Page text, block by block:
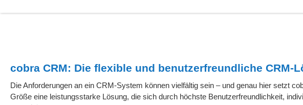
cobra CRM: Die flexible und benutzerfreundliche CRM-
Die Anforderungen an ein CRM-System können vielfältig sein – und genau hier setzt
Größe eine leistungsstarke Lösung, die sich durch höchste Benutzerfreundlichkeit,